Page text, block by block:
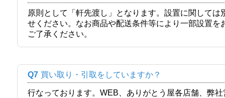
原則として「軒先渡し」となります。設置に関して
せください。なお商品や配送条件等により一部設置
ご了承ください。
Q7 買い取り・引取をしていますか？
行なっております。WEB、ありがとう屋各店舗、弊